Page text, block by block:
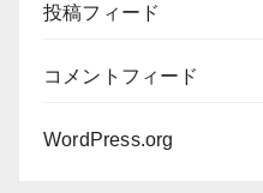
投稿フィード
コメントフィード
WordPress.org